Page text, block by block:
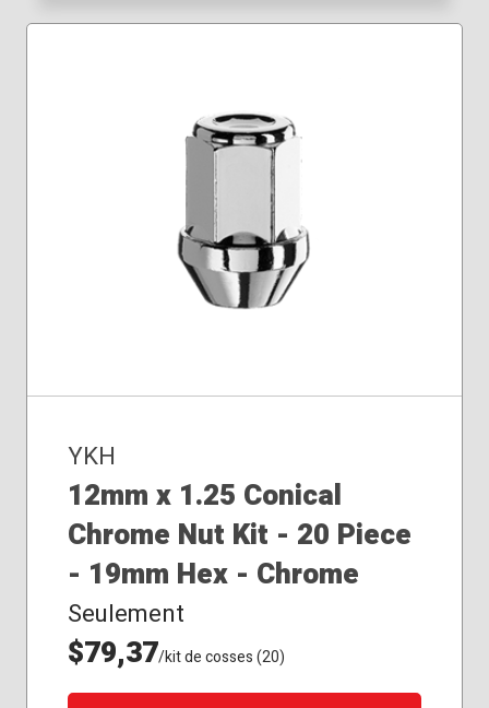
YKH
12mm x 1.25 Conical
Chrome Nut Kit - 20 Piece
- 19mm Hex - Chrome
Seulement
$79,37/kit de cosses (20)